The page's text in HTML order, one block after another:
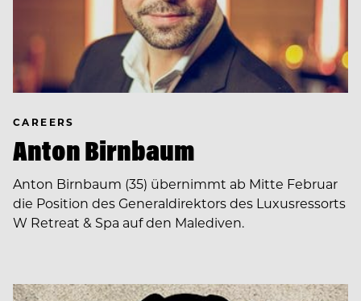
CAREERS
Anton Birnbaum
Anton Birnbaum (35) übernimmt ab Mitte Februar
die Position des Generaldirektors des Luxusressorts
W Retreat & Spa auf den Malediven.